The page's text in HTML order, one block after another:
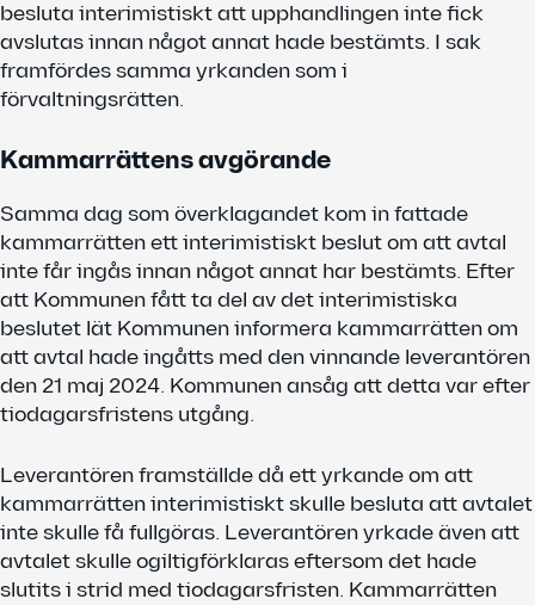
besluta interimistiskt att upphandlingen inte fick
avslutas innan något annat hade bestämts. I sak
framfördes samma yrkanden som i
förvaltningsrätten.
Kammarrättens avgörande
Samma dag som överklagandet kom in fattade
kammarrätten ett interimistiskt beslut om att avtal
inte får ingås innan något annat har bestämts. Efter
att Kommunen fått ta del av det interimistiska
beslutet lät Kommunen informera kammarrätten om
att avtal hade ingåtts med den vinnande leverantören
den 21 maj 2024. Kommunen ansåg att detta var efter
tiodagarsfristens utgång.
Leverantören framställde då ett yrkande om att
kammarrätten interimistiskt skulle besluta att avtalet
inte skulle få fullgöras. Leverantören yrkade även att
avtalet skulle ogiltigförklaras eftersom det hade
slutits i strid med tiodagarsfristen. Kammarrätten